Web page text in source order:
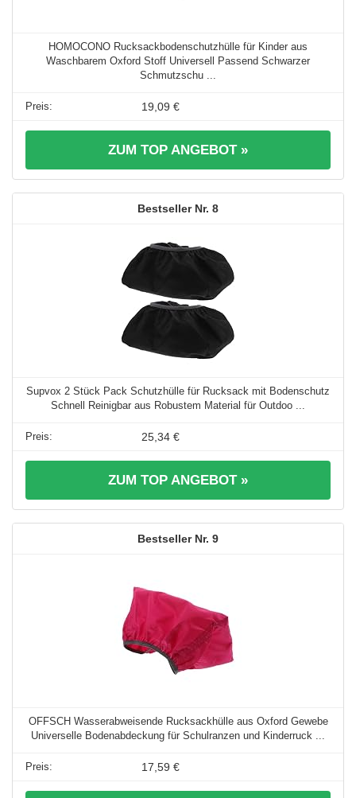
HOMOCONO Rucksackbodenschutzhülle für Kinder aus
Waschbarem Oxford Stoff Universell Passend Schwarzer
Schmutzschu ...
19,09 €
ZUM TOP ANGEBOT »
8
Supvox 2 Stück Pack Schutzhülle für Rucksack mit Bodenschutz
Schnell Reinigbar aus Robustem Material für Outdoo ...
25,34 €
ZUM TOP ANGEBOT »
9
OFFSCH Wasserabweisende Rucksackhülle aus Oxford Gewebe
Universelle Bodenabdeckung für Schulranzen und Kinderruck ...
17,59 €